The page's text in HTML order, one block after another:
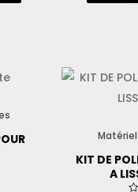
KIT DE
A